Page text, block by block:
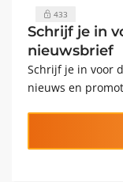
433
Schrijf je in
nieuwsbrief
Schrijf je in voor
nieuws en